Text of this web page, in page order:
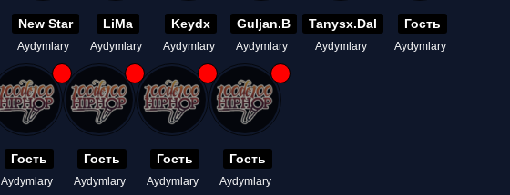
New Star
Aydymlary
LiMa
Aydymlary
Keydx
Aydymlary
Guljan.B
Aydymlary
Tanysx.Dal
Aydymlary
Гость
Aydymlary
Гость
Aydymlary
Гость
Aydymlary
Гость
Aydymlary
Гость
Aydymlary